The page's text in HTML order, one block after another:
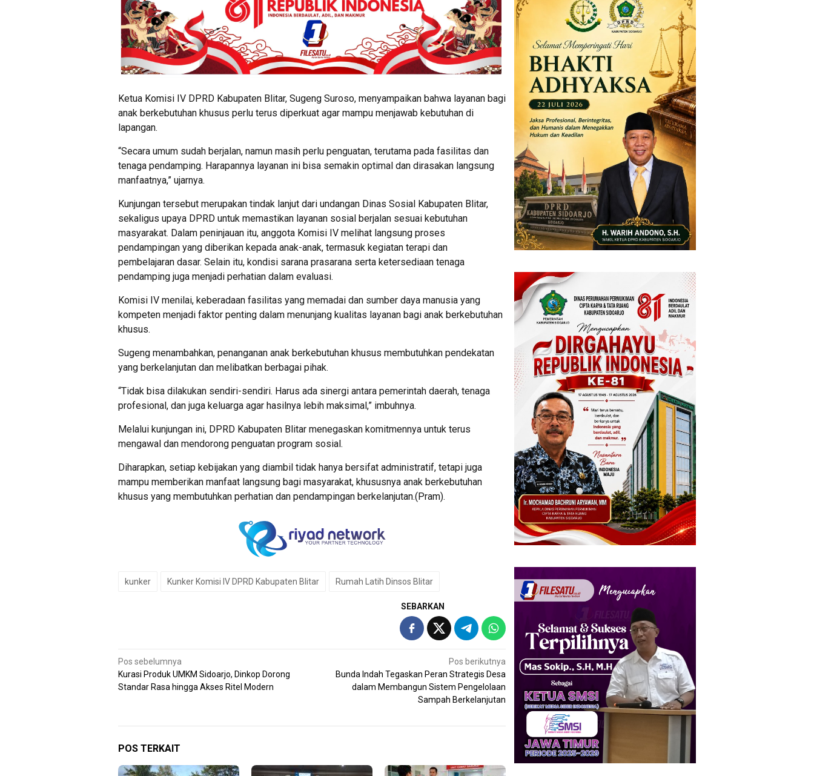
Ketua Komisi IV DPRD Kabupaten Blitar, Sugeng Suroso, menyampaikan bahwa layanan bagi
anak berkebutuhan khusus perlu terus diperkuat agar mampu menjawab kebutuhan di
lapangan.
“Secara umum sudah berjalan, namun masih perlu penguatan, terutama pada fasilitas dan
tenaga pendamping. Harapannya layanan ini bisa semakin optimal dan dirasakan langsung
manfaatnya,” ujarnya.
Kunjungan tersebut merupakan tindak lanjut dari undangan Dinas Sosial Kabupaten Blitar,
sekaligus upaya DPRD untuk memastikan layanan sosial berjalan sesuai kebutuhan
masyarakat. Dalam peninjauan itu, anggota Komisi IV melihat langsung proses
pendampingan yang diberikan kepada anak-anak, termasuk kegiatan terapi dan
pembelajaran dasar. Selain itu, kondisi sarana prasarana serta ketersediaan tenaga
pendamping juga menjadi perhatian dalam evaluasi.
Komisi IV menilai, keberadaan fasilitas yang memadai dan sumber daya manusia yang
kompeten menjadi faktor penting dalam menunjang kualitas layanan bagi anak berkebutuhan
khusus.
Sugeng menambahkan, penanganan anak berkebutuhan khusus membutuhkan pendekatan
yang berkelanjutan dan melibatkan berbagai pihak.
“Tidak bisa dilakukan sendiri-sendiri. Harus ada sinergi antara pemerintah daerah, tenaga
profesional, dan juga keluarga agar hasilnya lebih maksimal,” imbuhnya.
Melalui kunjungan ini, DPRD Kabupaten Blitar menegaskan komitmennya untuk terus
mengawal dan mendorong penguatan program sosial.
Diharapkan, setiap kebijakan yang diambil tidak hanya bersifat administratif, tetapi juga
mampu memberikan manfaat langsung bagi masyarakat, khususnya anak berkebutuhan
khusus yang membutuhkan perhatian dan pendampingan berkelanjutan.(Pram).
kunker Kunker Komisi IV DPRD Kabupaten Blitar Rumah Latih Dinsos Blitar
SEBARKAN
Navigasi
pos
Pos sebelumnya
Kurasi Produk UMKM Sidoarjo, Dinkop Dorong
Standar Rasa hingga Akses Ritel Modern
Pos berikutnya
Bunda Indah Tegaskan Peran Strategis Desa
dalam Membangun Sistem Pengelolaan
Sampah Berkelanjutan
POS TERKAIT